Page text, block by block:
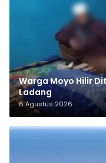
Warga Moyo Hilir
Ladang
6 Agustus 2026